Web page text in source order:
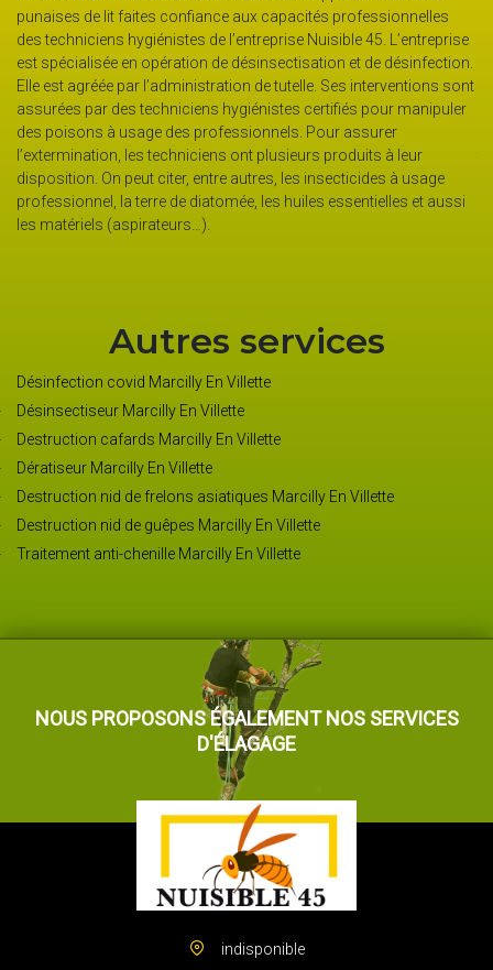
punaises de lit faites confiance aux capacités professionnelles
des techniciens hygiénistes de l’entreprise Nuisible 45. L’entreprise
est spécialisée en opération de désinsectisation et de désinfection.
Elle est agréée par l’administration de tutelle. Ses interventions sont
assurées par des techniciens hygiénistes certifiés pour manipuler
des poisons à usage des professionnels. Pour assurer
l’extermination, les techniciens ont plusieurs produits à leur
disposition. On peut citer, entre autres, les insecticides à usage
professionnel, la terre de diatomée, les huiles essentielles et aussi
les matériels (aspirateurs…).
Autres services
Désinfection covid Marcilly En Villette
Désinsectiseur Marcilly En Villette
Destruction cafards Marcilly En Villette
Dératiseur Marcilly En Villette
Destruction nid de frelons asiatiques Marcilly En Villette
Destruction nid de guêpes Marcilly En Villette
Traitement anti-chenille Marcilly En Villette
NOUS PROPOSONS ÉGALEMENT NOS SERVICES
D'ÉLAGAGE
indisponible